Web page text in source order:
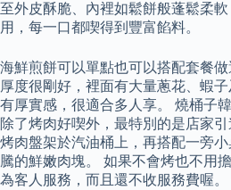
至外皮酥脆、內裡如鬆餅般蓬鬆柔
用，每一口都喫得到豐富餡料。
海鮮煎餅可以單點也可以搭配套餐
厚度很剛好，裡面有大量蔥花、蝦
有厚實感，很適合多人享。 燒桶子
除了烤肉好喫外，最特別的是店家
烤肉盤架於汽油桶上，再搭配一旁
騰的鮮嫩肉塊。 如果不會烤也不用
為客人服務，而且還不收服務費喔